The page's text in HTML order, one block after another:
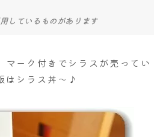
しているものがあります
マーク付きでシラスが売ってい
はシラス丼～♪